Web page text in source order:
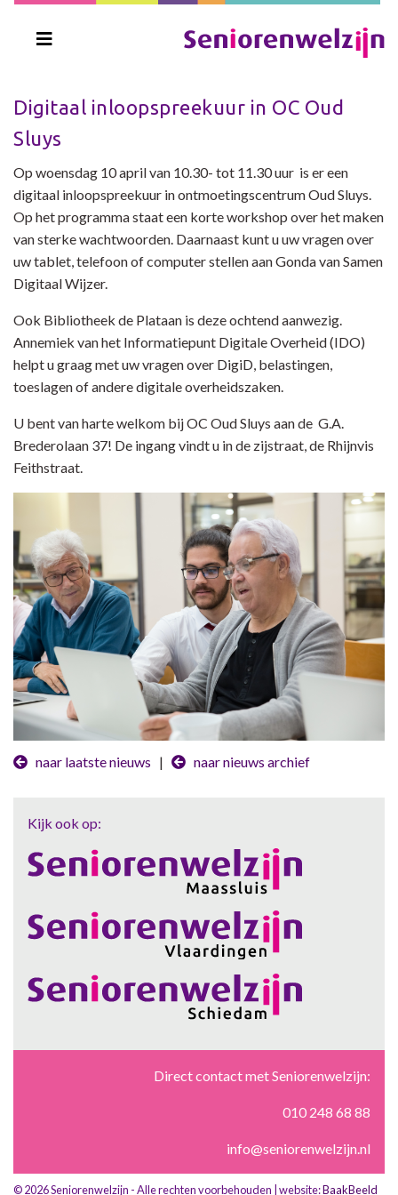
Digitaal inloopspreekuur in OC Oud
Sluys
Op woensdag 10 april van 10.30- tot 11.30 uur is er een
digitaal inloopspreekuur in ontmoetingscentrum Oud Sluys.
Op het programma staat een korte workshop over het maken
van sterke wachtwoorden. Daarnaast kunt u uw vragenover
uw tablet, telefoon of computerstellen aan Gonda van Samen
Digitaal Wijzer.
Ook Bibliotheek de Plataan is deze ochtend aanwezig.
Annemiek van het Informatiepunt Digitale Overheid (IDO)
helpt u graag met uw vragen over DigiD, belastingen,
toeslagen of andere digitale overheidszaken.
U bent van harte welkom bij OC Oud Sluys aan de G.A.
Brederolaan 37! De ingang vindt u in de zijstraat, de Rhijnvis
Feithstraat.
naar laatste nieuws | naar nieuws archief
Kijk ook op:
Direct contact met Seniorenwelzijn:
010 248 68 88
info@seniorenwelzijn.nl
© 2026 Seniorenwelzijn - Alle rechten voorbehouden | website:BaakBeeld